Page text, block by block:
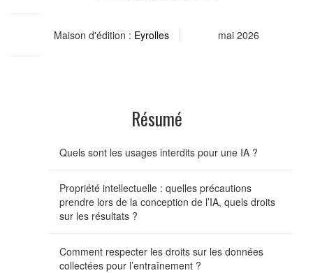
Maison d'édition : Eyrolles mai 2026
Résumé
Quels sont les usages interdits pour une IA ?
Propriété intellectuelle : quelles précautions
prendre lors de la conception de l’IA, quels droits
sur les résultats ?
Comment respecter les droits sur les données
collectées pour l’entraînement ?